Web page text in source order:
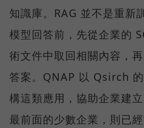
知識庫。RAG 並不是重新
模型回答前，先從企業的
術文件中取回相關內容，
答案。QNAP 以 Qsirch
構這類應用，協助企業建
最前面的少數企業，則已